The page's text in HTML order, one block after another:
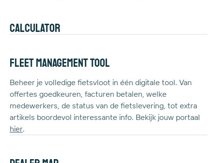
Calculator
Joule-calculator bereken je eenvoudig je netto-kost en
hier.
Fleet Management Tool
Beheer je volledige fietsvloot in één digitale tool. Van
offertes goedkeuren, facturen betalen, welke
medewerkers, de status van de fietslevering, tot extra
artikels boordevol interessante info. Bekijk jouw portaal
hier.